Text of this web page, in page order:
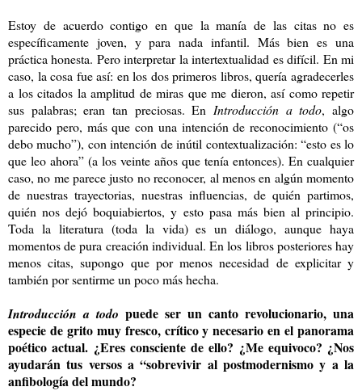
Estoy de acuerdo contigo en que la manía de las citas no es
específicamente joven, y para nada infantil. Más bien es una
práctica honesta. Pero interpretar la intertextualidad es difícil. En mi
caso, la cosa fue así: en los dos primeros libros, quería agradecerles
a los citados la amplitud de miras que me dieron, así como repetir
sus palabras; eran tan preciosas. En Introducción a todo, algo
parecido pero, más que con una intención de reconocimiento (“os
debo mucho”), con intención de inútil contextualización: “esto es lo
que leo ahora” (a los veinte años que tenía entonces). En cualquier
caso, no me parece justo no reconocer, al menos en algún momento
de nuestras trayectorias, nuestras influencias, de quién partimos,
quién nos dejó boquiabiertos, y esto pasa más bien al principio.
Toda la literatura (toda la vida) es un diálogo, aunque haya
momentos de pura creación individual. En los libros posteriores hay
menos citas, supongo que por menos necesidad de explicitar y
también por sentirme un poco más hecha.
Introducción a todo puede ser un canto revolucionario, una
especie de grito muy fresco, crítico y necesario en el panorama
poético actual. ¿Eres consciente de ello? ¿Me equivoco? ¿Nos
ayudarán tus versos a “sobrevivir al postmodernismo y a la
anfibología del mundo?